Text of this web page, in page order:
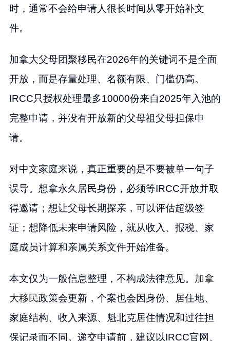
时，通常不会给申请人很长时间从零开始补文
件。
加拿大父母团聚移民在2026年的关键词不是全面
开放，而是存量处理、名额有限、门槛仍高。
IRCC只授权处理最多10000份来自2025年入池的
完整申请，并没有开放新的父母祖父母担保申
请。
对中文家庭来说，真正重要的是不要被单一句子
误导。想拿永久居民身份，必须等IRCC开放并取
得邀请；想让父母长期探亲，可以评估超级签
证；想降低未来申请风险，就从收入、报税、家
庭成员计算和亲属关系文件开始准备。
本文仅为一般信息整理，不构成法律意见。 加拿
大移民政策会更新，个案也会因身份、居住地、
家庭结构、收入来源、魁北克居住情况和过往担
保记录而不同。递交申请前，建议以IRCC官网、